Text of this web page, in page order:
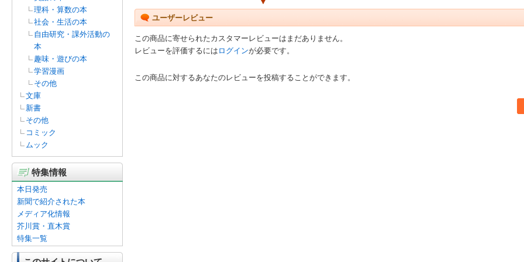
理科・算数の本
社会・生活の本
自由研究・課外活動の
本
趣味・遊びの本
学習漫画
その他
文庫
新書
その他
コミック
ムック
特集情報
本日発売
新聞で紹介された本
メディア化情報
芥川賞・直木賞
特集一覧
ユーザーレビュー
この商品に寄せられたカスタマーレビューはまだありません。
レビューを評価するには ログインが必要です。
この商品に対するあなたのレビューを投稿することができます。